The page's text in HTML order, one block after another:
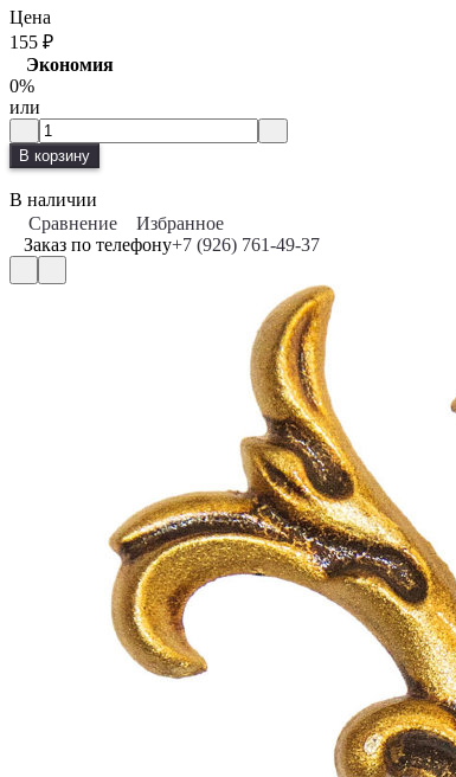
Цена
155 ₽
Экономия
0%
или
В корзину
В наличии
Сравнение
Избранное
Заказ по телефону+7 (926) 761-49-37